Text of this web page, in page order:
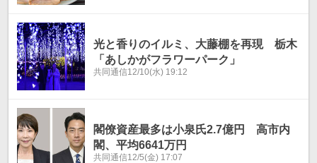
光と香りのイルミ、大藤棚を再現 栃木
「あしかがフラワーパーク」
共同通信12/10(水) 19:12
閣僚資産最多は小泉氏2.7億円 高市内
閣、平均6641万円
共同通信12/5(金) 17:07